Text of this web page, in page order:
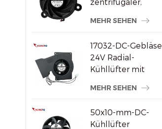
zentrifugaler,
Kühlerlüfter
MEHR SEHEN
17032-DC-Gebläse
24V Radial-
Kühllüfter mit
Druck
MEHR SEHEN
50x10-mm-DC-
Kühllüfter